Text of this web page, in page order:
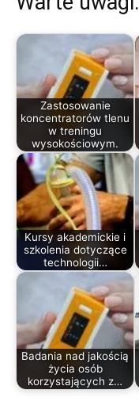
Zastosowanie
koncentratorów tlenu
w treningu
wysokościowym.
Kursy akademickie i
szkolenia dotyczące
technologii…
Badania nad jakością
życia osób
korzystających z…